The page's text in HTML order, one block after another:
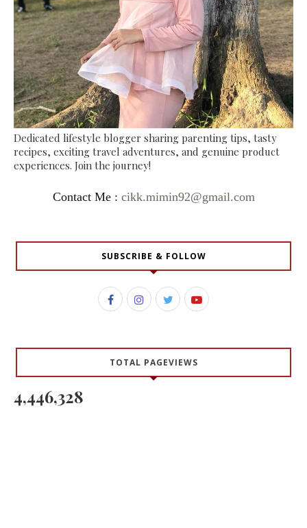
Dedicated lifestyle blogger sharing parenting tips, tasty
recipes, exciting travel adventures, and genuine product
experiences. Join the journey!
Contact Me : cikk.mimin92@gmail.com
SUBSCRIBE & FOLLOW
TOTAL PAGEVIEWS
4,446,328